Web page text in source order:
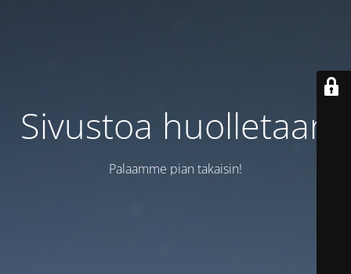
Sivustoa huolletaan
Palaamme pian takaisin!